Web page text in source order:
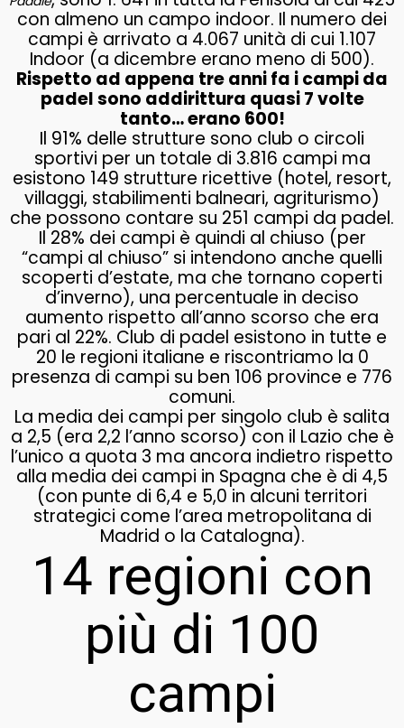
con almeno un campo indoor. Il numero dei
campi è arrivato a 4.067 unità di cui 1.107
Indoor (a dicembre erano meno di 500).
Rispetto ad appena tre anni fa i campi da
padel sono addirittura quasi 7 volte
tanto… erano 600!
Il 91% delle strutture sono club o circoli
sportivi per un totale di 3.816 campi ma
esistono 149 strutture ricettive (hotel, resort,
villaggi, stabilimenti balneari, agriturismo)
che possono contare su 251 campi da padel.
Il 28% dei campi è quindi al chiuso (per
“campi al chiuso” si intendono anche quelli
scoperti d’estate, ma che tornano coperti
d’inverno), una percentuale in deciso
aumento rispetto all’anno scorso che era
pari al 22%. Club di padel esistono in tutte e
20 le regioni italiane e riscontriamo la 0
presenza di campi su ben 106 province e 776
comuni.
La media dei campi per singolo club è salita
a 2,5 (era 2,2 l’anno scorso) con il Lazio che è
l’unico a quota 3 ma ancora indietro rispetto
alla media dei campi in Spagna che è di 4,5
(con punte di 6,4 e 5,0 in alcuni territori
strategici come l’area metropolitana di
Madrid o la Catalogna).
14 regioni con
più di 100
campi